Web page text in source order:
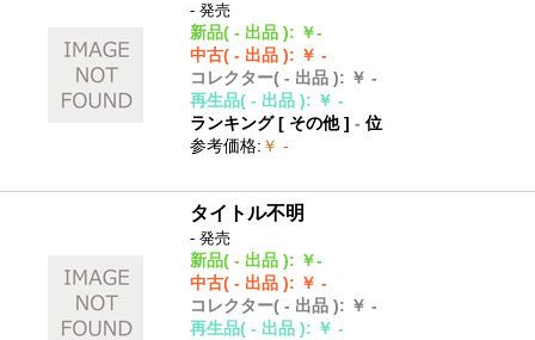
- 発売
新品( - 出品 ): ￥-
中古( - 出品 ): ￥ -
コレクター( - 出品 ): ￥ -
再生品( - 出品 ): ￥ -
ランキング [ その他]- 位
参考価格: ￥ -
タイトル不明
- 発売
新品( - 出品 ): ￥-
中古( - 出品 ): ￥ -
コレクター( - 出品 ): ￥ -
再生品( - 出品 ): ￥ -